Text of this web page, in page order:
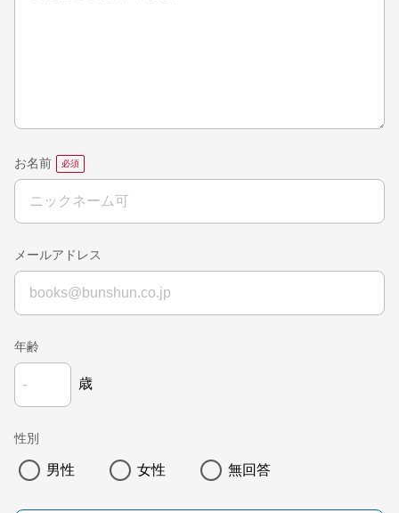
お名前
メールアドレス
年齢
歳
性別
男性 女性 無回答